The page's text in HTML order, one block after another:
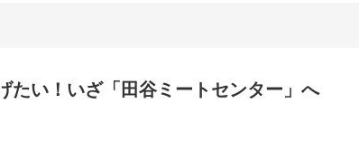
たい！いざ「田谷ミートセンター」へ